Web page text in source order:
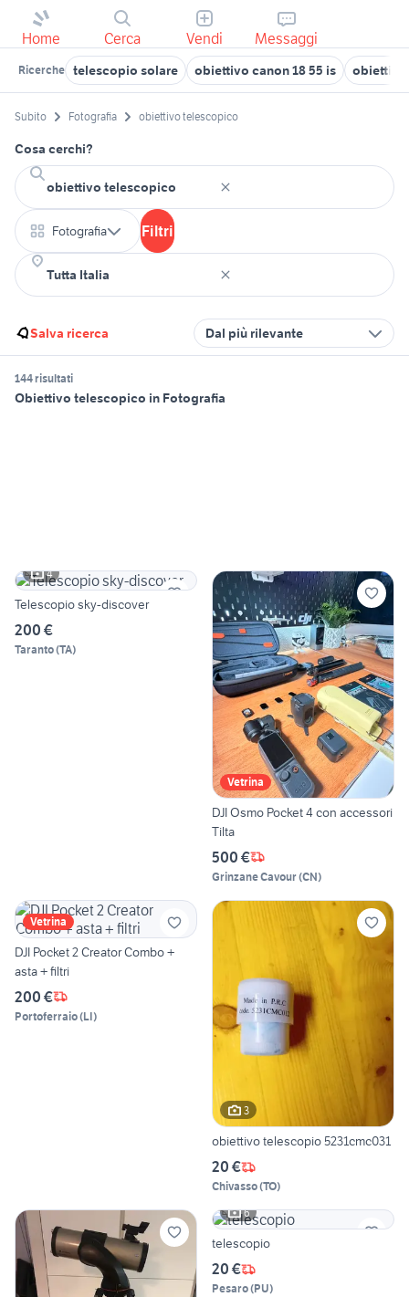
Home Cerca Vendi Messaggi
Ricerche telescopio solare obiettivo canon 18 55 is obiettivi
Subito Fotografia obiettivo telescopico
Cosa cerchi?
Fotografia Filtri
Salva ricerca Dal più rilevante
144 risultati
Obiettivo telescopico in Fotografia
4
Telescopio sky-discover
200 €
Taranto(TA)
Vetrina
DJI Osmo Pocket 4 con accessori
Tilta
500 €
Grinzane Cavour(CN)
Vetrina
DJI Pocket 2 Creator Combo +
asta + filtri
200 €
Portoferraio(LI)
3
obiettivo telescopio 5231cmc031
20 €
Chivasso(TO)
6
telescopio
20 €
Pesaro(PU)